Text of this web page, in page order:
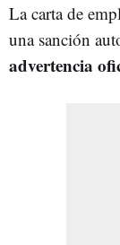
La carta de
una sanción
advertencia